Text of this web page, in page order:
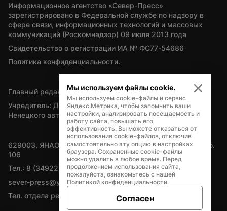
Информационное агентство «Север-Пресс»
зарегистрировано в Федеральной службе по надзору в
сфере связи, информационных технологий и массовых
коммуникаций (Роскомнадзор) 09 июля 2013 года
Свидетельство о регистрации ИА № ФС77-54686
Политика конфиденциальности.
Главный редактор — А.Л. Поздеев
Учредитель: Департамент внутренней политики Ямало-
Ненецкого автономного округа
629003, ЯНАО, Салехард, мкр. Богдана Кнунянца, д.1, каб.
106
Тел.: 8 (34922) 71262
sever-press@yamal-media.ru
Тел. отдела рекламы: 8 (34922) 42728
Мы используем файлы cookie.
Мы используем cookie-файлы и сервис
Яндекс.Метрика, чтобы запомнить ваши
настройки, анализировать посещаемость и
работу сайта, повышать его
эффективность. Вы можете отказаться от
использования cookie-файлов, отключив
самостоятельно эту опцию в настройках
браузера. Сохраненные cookie-файлы
можно удалить в любое время. Перед
продолжением использования сайта,
пожалуйста, ознакомьтесь с нашей
Политикой конфиденциальности.
Согласен